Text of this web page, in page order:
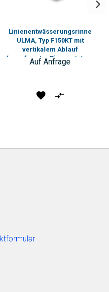
Linienentwässerungsrinne
ULMA, Typ F150KT mit
vertikalem Ablauf
(angeformter Rinnenstutzen
Auf Anfrage
Produkt